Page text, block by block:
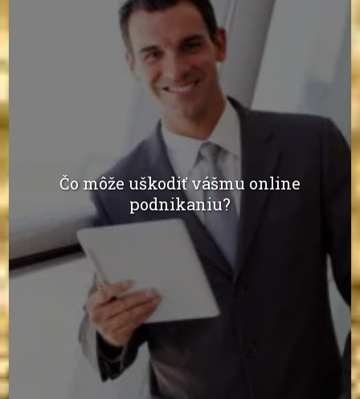
Čo môže uškodiť vášmu online
podnikaniu?